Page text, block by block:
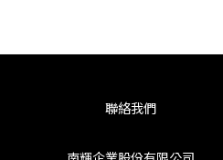
聯絡我們